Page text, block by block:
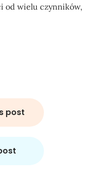
od wielu czynników,
post